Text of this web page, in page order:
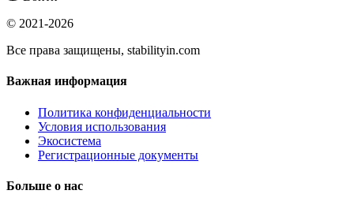
© 2021-2026
Все права защищены, stabilityin.com
Важная информация
Политика конфиденциальности
Условия использования
Экосистема
Регистрационные документы
Больше о нас